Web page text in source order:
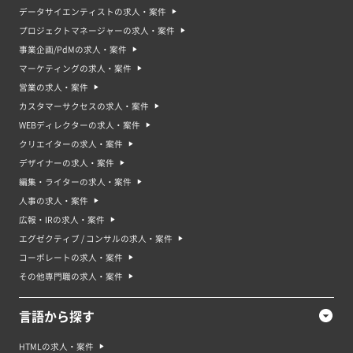
データサイエンティストの求人・案件
プロジェクトマネージャーの求人・案件
事業企画/PdMの求人・案件
マーケティングの求人・案件
営業の求人・案件
カスタマーサクセスの求人・案件
WEBディレクターの求人・案件
クリエイターの求人・案件
デザイナーの求人・案件
編集・ライターの求人・案件
人事の求人・案件
広報・IRの求人・案件
エグゼクティブ / コンサルの求人・案件
コーポレートの求人・案件
その他専門職の求人・案件
言語から探す
HTMLの求人・案件